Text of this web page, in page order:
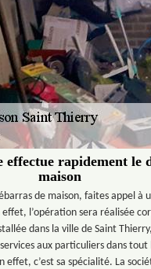
rapidement le
maison
de maison, faites appel à
effet, l’opération sera réalisée
dans la ville de Saint
aux particuliers dans
effet, c’est sa spécialité. La